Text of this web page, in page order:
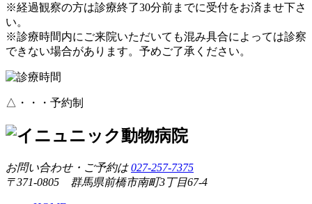
※経過観察の方は診療終了30分前までに受付をお済ませ下さ
い。
※診療時間内にご来院いただいても混み具合によっては診察
できない場合があります。予めご了承ください。
△・・・予約制
お問い合わせ・ご予約は027-257-7375
〒371-0805 群馬県前橋市南町3丁目67-4